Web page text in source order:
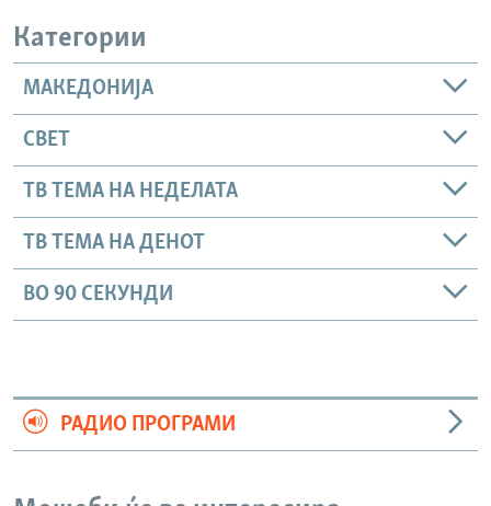
Категории
МАКЕДОНИЈА
СВЕТ
ТВ ТЕМА НА НЕДЕЛАТА
ТВ ТЕМА НА ДЕНОТ
ВО 90 СЕКУНДИ
РАДИО ПРОГРАМИ